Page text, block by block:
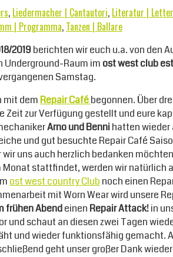
, Liedermacher | Cantautori, Literatur |
| Programma, Tanzen | Ballare
2019berichten wir euch u.a. von den
Raum im ost west club
Samstag.
mit dem Repair Cafébegonnen. Über
zur Verfügung gestellt und eure
Arno und Bennihatten wieder
und gut besuchte Repair Café
wir uns auch herzlich bedanken
stattfindet, werden wir natürlich
ost west country Club noch einen
mit Worn Wear wird unsere
frühen Abendeinen Repair Attack!in
schaut an diesen zwei Tagen
und wieder funktionsfähig gemacht.
geht unser großer Dank